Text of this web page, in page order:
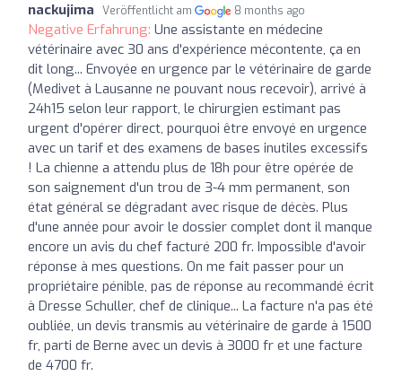
nackujima Veröffentlicht am 8 months ago
Negative Erfahrung: Une assistante en médecine
vétérinaire avec 30 ans d'expérience mécontente, ça en
dit long... Envoyée en urgence par le vétérinaire de garde
(Medivet à Lausanne ne pouvant nous recevoir), arrivé à
24h15 selon leur rapport, le chirurgien estimant pas
urgent d'opérer direct, pourquoi être envoyé en urgence
avec un tarif et des examens de bases inutiles excessifs
! La chienne a attendu plus de 18h pour être opérée de
son saignement d'un trou de 3-4 mm permanent, son
état général se dégradant avec risque de décès. Plus
d'une année pour avoir le dossier complet dont il manque
encore un avis du chef facturé 200 fr. Impossible d'avoir
réponse à mes questions. On me fait passer pour un
propriétaire pénible, pas de réponse au recommandé écrit
à Dresse Schuller, chef de clinique... La facture n'a pas été
oubliée, un devis transmis au vétérinaire de garde à 1500
fr, parti de Berne avec un devis à 3000 fr et une facture
de 4700 fr.